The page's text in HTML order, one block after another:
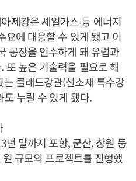
제강은 셰일가스 등 에너지
요에 대응할 수 있게 됐고 이
공장을 인수하게 돼 유럽과
또 높은 기술력을 필요로 해
클래드강관(신소재 특수강
누릴 수 있게 됐다.
년 말까지 포항, 군산, 창원 등
규모의 프로젝트를 진행했